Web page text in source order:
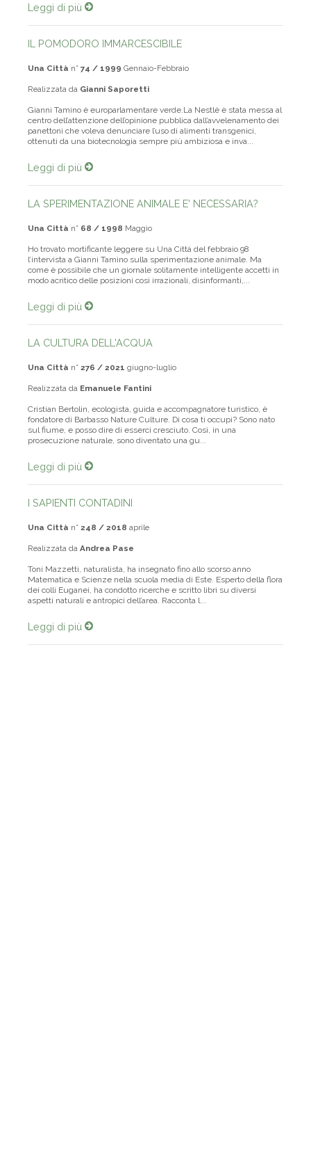
Leggi di più
IL POMODORO IMMARCESCIBILE
Una Città n° 74 / 1999 Gennaio-Febbraio
Realizzata da Gianni Saporetti
Gianni Tamino è europarlamentare verde.La Nestlè è stata messa al
centro dell’attenzione dell’opinione pubblica dall’avvelenamento dei
panettoni che voleva denunciare l’uso di alimenti transgenici,
ottenuti da una biotecnologia sempre più ambiziosa e inva...
Leggi di più
LA SPERIMENTAZIONE ANIMALE E' NECESSARIA?
Una Città n° 68 / 1998 Maggio
Ho trovato mortificante leggere su Una Città del febbraio 98
l’intervista a Gianni Tamino sulla sperimentazione animale. Ma
come è possibile che un giornale solitamente intelligente accetti in
modo acritico delle posizioni così irrazionali, disinformanti,...
Leggi di più
LA CULTURA DELL'ACQUA
Una Città n° 276 / 2021 giugno-luglio
Realizzata da Emanuele Fantini
Cristian Bertolin, ecologista, guida e accompagnatore turistico, è
fondatore di Barbasso Nature Culture. Di cosa ti occupi? Sono nato
sul fiume, e posso dire di esserci cresciuto. Così, in una
prosecuzione naturale, sono diventato una gu...
Leggi di più
I SAPIENTI CONTADINI
Una Città n° 248 / 2018 aprile
Realizzata da Andrea Pase
Toni Mazzetti, naturalista, ha insegnato fino allo scorso anno
Matematica e Scienze nella scuola media di Este. Esperto della flora
dei colli Euganei, ha condotto ricerche e scritto libri su diversi
aspetti naturali e antropici dell’area. Racconta l...
Leggi di più